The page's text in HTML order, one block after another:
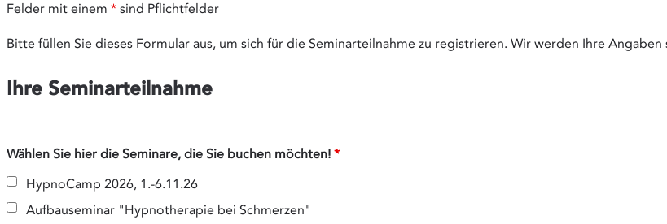
Felder mit einem * sind Pflichtfelder
Bitte füllen Sie dieses Formular aus, um sich für die Seminarteilnahme zu registrieren. Wir werden Ihre
Ihre Seminarteilnahme
Wählen Sie hier die Seminare, die Sie buchen möchten! *
HypnoCamp 2026, 1.-6.11.26
Aufbauseminar "Hypnotherapie bei Schmerzen"